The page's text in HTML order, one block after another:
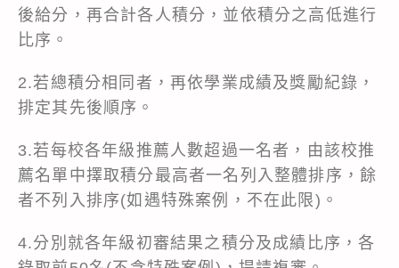
後給分，再合計各人積分，並依積分之高低進行
比序。
2.若總積分相同者，再依學業成績及獎勵紀錄，
排定其先後順序。
3.若每校各年級推薦人數超過一名者，由該校推
薦名單中擇取積分最高者一名列入整體排序，餘
者不列入排序(如遇特殊案例，不在此限)。
4.分別就各年級初審結果之積分及成績比序，各